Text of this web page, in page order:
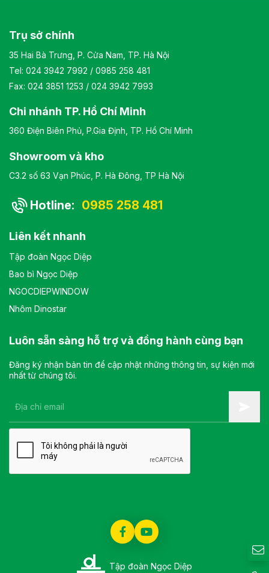
Trụ sở chính
35 Hai Bà Trưng, P. Cửa Nam, TP. Hà Nội
Tel: 024 3942 7992 / 0985 258 481
Fax: 024 3851 1253 / 024 3942 7993
Chi nhánh TP. Hồ Chí Minh
360 Điện Biên Phủ, P.Gia Định, TP. Hồ Chí Minh
Showroom và kho
C3.2 số 63 Vạn Phúc, P. Hà Đông, TP Hà Nội
Hotline: 0985 258 481
Liên kết nhanh
Tập đoàn Ngọc Diệp
Bao bì Ngọc Diệp
NGOCDIEPWINDOW
Nhôm Dinostar
Luôn sẵn sàng hỗ trợ và đồng hành cùng bạn
Đăng ký nhận bản tin để cập nhật những thông tin, sự kiện mới
nhất từ chúng tôi.
Tập đoàn Ngọc Diệp